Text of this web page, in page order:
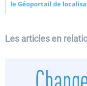
le Géoportail de
Les articles en